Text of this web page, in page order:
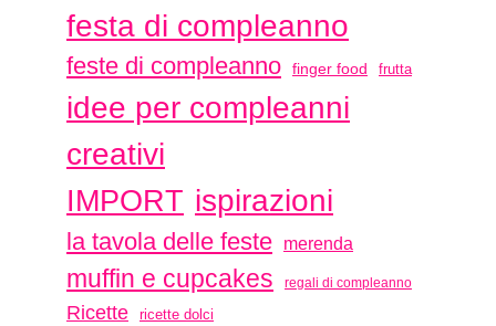
festa di compleanno
feste di compleanno finger food frutta
idee per compleanni
creativi
IMPORT ispirazioni
la tavola delle feste merenda
muffin e cupcakes regali di compleanno
Ricette ricette dolci